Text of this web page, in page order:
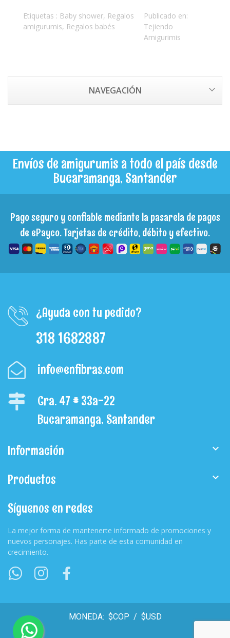
Etiquetas : Baby shower, Regalos
amigurumis, Regalos babés
Publicado en:
Tejiendo
Amigurimis
NAVEGACIÓN
Envíos de amigurumis a todo el país desde
Bucaramanga, Santander
Pago seguro y confiable mediante la pasarela de pagos
de ePayco. Tarjetas de crédito, débito y efectivo.
¿Ayuda con tu pedido?
318 1682887
info@enfibras.com
Cra. 47 # 33a-22
Bucaramanga, Santander
Información

Productos 
Síguenos en redes
La mejor forma de mantenerte informado de promociones y
nuevos personajes. Has parte de esta comunidad en
crecimiento.
MONEDA: $COP / $USD